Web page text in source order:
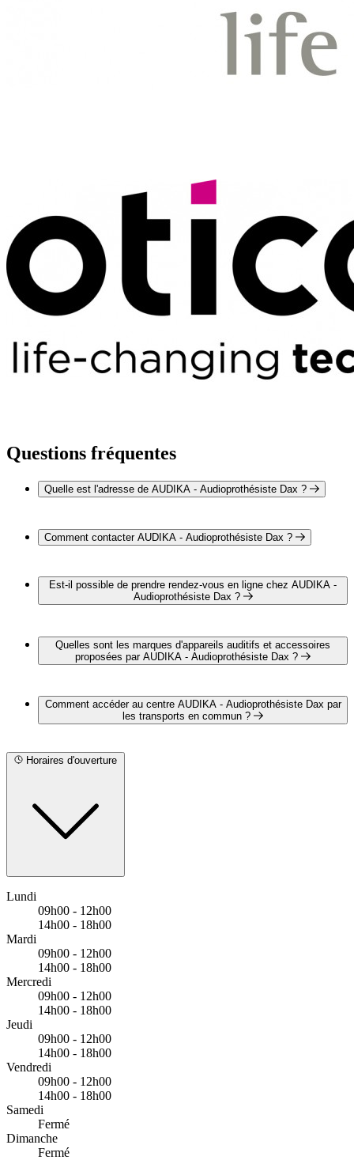
Questions fréquentes
Quelle est l'adresse de AUDIKA - Audioprothésiste Dax ?
Barthou, 40100 Dax
Comment contacter AUDIKA - Audioprothésiste Dax ?
téléphone au 05 58 90 16 80
Est-il possible de prendre rendez-vous en ligne chez AUDIKA -
Audioprothésiste Dax ?
AUDIKA - Audioprothésiste Dax pour un bilan auditif
complet et gratuit en cliquant sur le lien suivant :
https://www.audika.fr/rendez-vous?
Quelles sont les marques d'appareils auditifs et accessoires
proposées par AUDIKA - Audioprothésiste Dax ?
suivantes :
STARKEY FRANCE
Comment accéder au centre AUDIKA - Audioprothésiste Dax par
les transports en commun ?
arrêts suivants :
Bus - Place Saint-Pierre
Horaires d'ouverture
Lundi
09h00 - 12h00
14h00 - 18h00
Mardi
09h00 - 12h00
14h00 - 18h00
Mercredi
09h00 - 12h00
14h00 - 18h00
Jeudi
09h00 - 12h00
14h00 - 18h00
Vendredi
09h00 - 12h00
14h00 - 18h00
Samedi
Fermé
Dimanche
Fermé